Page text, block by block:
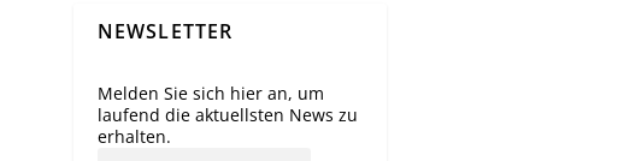
NEWSLETTER
Melden Sie sich hier an, um
laufend die aktuellsten News zu
erhalten.